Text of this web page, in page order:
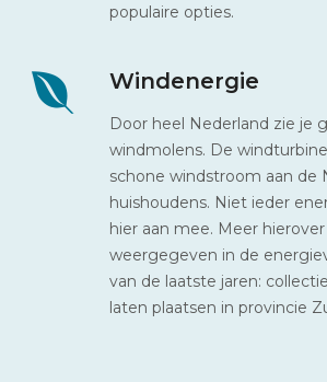
populaire opties.
Windenergie
Door heel Nederland zie je
windmolens. De
schone windstroom aan de
huishoudens. Niet ieder
hier aan mee. Meer
weergegeven in de
van de laatste jaren:
laten plaatsen in provincie